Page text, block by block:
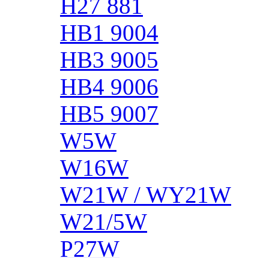
H27 881
HB1 9004
HB3 9005
HB4 9006
HB5 9007
W5W
W16W
W21W / WY21W
W21/5W
P27W